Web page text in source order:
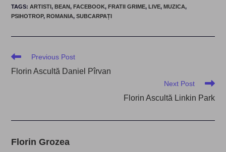
TAGS:ARTISTI, BEAN, FACEBOOK, FRATII GRIME, LIVE, MUZICA,
PSIHOTROP, ROMANIA, SUBCARPAȚI
Read
articles
Previous Post
Florin Ascultă Daniel Pîrvan
Next Post
Florin Ascultă Linkin Park
Florin Grozea